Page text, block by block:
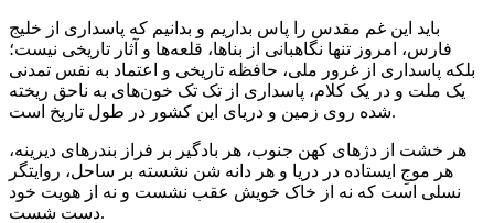
باید این غم مقدس را پاس بداریم و بدانیم که پاسداری از خلیج
فارس، امروز تنها نگاهبانی از بناها، قلعه‌ها و آثار تاریخی نیست؛
بلکه پاسداری از غرور ملی، حافظه تاریخی و اعتماد به نفس تمدنی
یک ملت و در یک کلام، پاسداری از تک تک خون‌های به ناحق ریخته
شده روی زمین و دریای این کشور در طول تاریخ است.
هر خشت از دژهای کهن جنوب، هر بادگیر بر فراز بندرهای دیرینه،
هر موجِ ایستاده در دریا و هر دانه شن نشسته بر ساحل، روایتگر
نسلی است که نه از خاک خویش عقب نشست و نه از هویت خود
دست شست.